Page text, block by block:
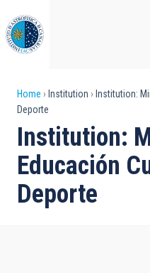
to
main
content
Breadcrumb
Home Institution
Institution:
Deporte
Institution:
Educación
Deporte